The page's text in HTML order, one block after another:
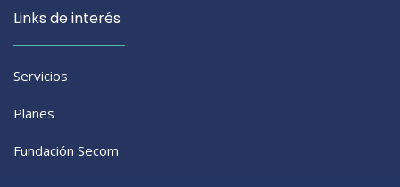
Links de interés
Servicios
Planes
Fundación Secom